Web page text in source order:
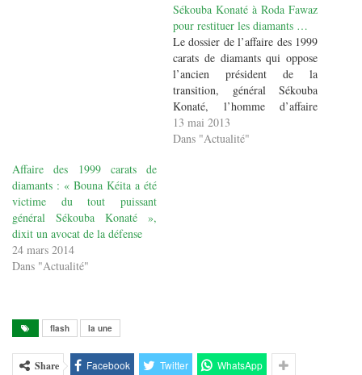
Sékouba Konaté à Roda Fawaz
pour restituer les diamants …
Le dossier de l’affaire des 1999
carats de diamants qui oppose
l’ancien président de la
transition, général Sékouba
Konaté, l’homme d’affaire
Roda Fawaz et l’opérateur
économique el hadj Bouna
13 mai 2013
Dans "Actualité"
Affaire des 1999 carats de
diamants : « Bouna Kéita a été
victime du tout puissant
général Sékouba Konaté »,
dixit un avocat de la défense
24 mars 2014
Dans "Actualité"
flash la une
Share Facebook Twitter WhatsApp